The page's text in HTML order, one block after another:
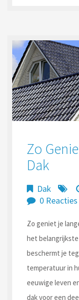
Zo
Dak
Dak
0 Reacties
Zo geniet je
het
beschermt je
temperatuur in
eeuwige leven
dak voor een